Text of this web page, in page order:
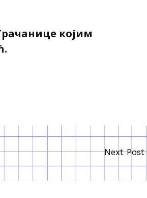
којим
Next